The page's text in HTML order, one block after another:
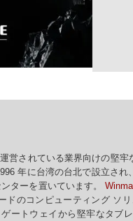
営されている業界向けの堅
年に台湾の台北で設立さ
ターを置いています。
ドのコンピューティング ソ
ートウェイから堅牢なタブ